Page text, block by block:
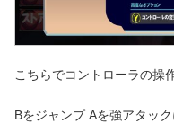
こちらでコントローラの操
Bをジャンプ Aを強アタッ